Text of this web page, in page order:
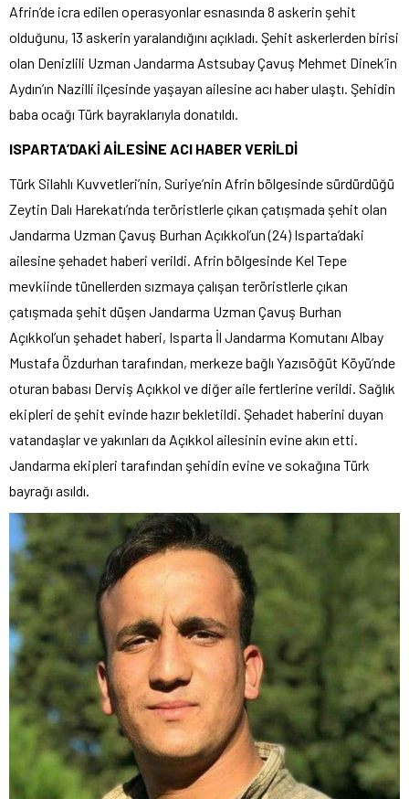
Afrin’de icra edilen operasyonlar esnasında 8 askerin şehit
olduğunu, 13 askerin yaralandığını açıkladı. Şehit askerlerden birisi
olan Denizlili Uzman Jandarma Astsubay Çavuş Mehmet Dinek’in
Aydın’ın Nazilli ilçesinde yaşayan ailesine acı haber ulaştı. Şehidin
baba ocağı Türk bayraklarıyla donatıldı.
ISPARTA’DAKİ AİLESİNE ACI HABER VERİLDİ
Türk Silahlı Kuvvetleri’nin, Suriye’nin Afrin bölgesinde sürdürdüğü
Zeytin Dalı Harekatı’nda teröristlerle çıkan çatışmada şehit olan
Jandarma Uzman Çavuş Burhan Açıkkol’un (24) Isparta’daki
ailesine şehadet haberi verildi. Afrin bölgesinde Kel Tepe
mevkiinde tünellerden sızmaya çalışan teröristlerle çıkan
çatışmada şehit düşen Jandarma Uzman Çavuş Burhan
Açıkkol’un şehadet haberi, Isparta İl Jandarma Komutanı Albay
Mustafa Özdurhan tarafından, merkeze bağlı Yazısöğüt Köyü’nde
oturan babası Derviş Açıkkol ve diğer aile fertlerine verildi. Sağlık
ekipleri de şehit evinde hazır bekletildi. Şehadet haberini duyan
vatandaşlar ve yakınları da Açıkkol ailesinin evine akın etti.
Jandarma ekipleri tarafından şehidin evine ve sokağına Türk
bayrağı asıldı.